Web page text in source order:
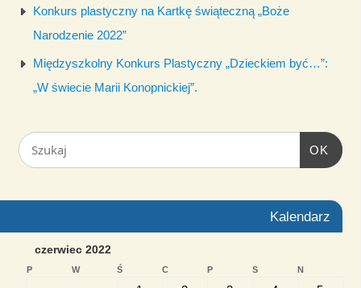
Konkurs plastyczny na Kartkę świąteczną „Boże
Narodzenie 2022”
Międzyszkolny Konkurs Plastyczny „Dzieckiem być…”:
„W świecie Marii Konopnickiej”.
OK
Kalendarz
czerwiec 2022
P W Ś C P S N